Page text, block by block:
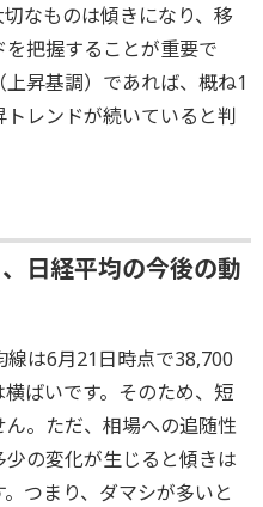
なものは傾きになり、移
把握することが重要で
昇基調）であれば、概ね1
レンドが続いていると判
日経平均の今後の動
は6月21日時点で38,700
ばいです。そのため、短
。ただ、相場への追随性
の変化が生じると傾きは
つまり、ダマシが多いと